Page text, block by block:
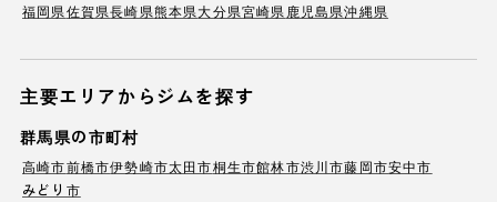
福岡県佐賀県長崎県熊本県大分県宮崎県 鹿児島県沖縄県
主要エリアからジムを探す
群馬県の市町村
高崎市前橋市伊勢崎市太田市桐生市館林市渋川市藤岡市安中市
みどり市